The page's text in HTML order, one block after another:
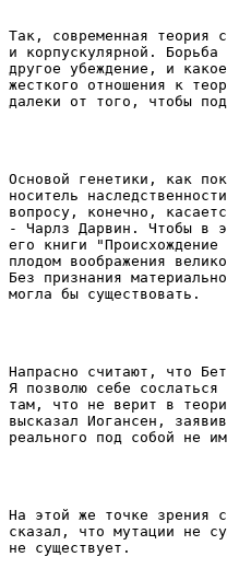
Так, современная теория
и корпускулярной.
другое убеждение, и
жесткого отношения к
Основой генетики, как
носитель
вопросу, конечно,
- Чарлз Дарвин. Чтобы в
его книги
плодом воображения
Без признания
могла бы существовать.
Напрасно считают, что
Я позволю себе
там, что не верит в
высказал Иогансен,
реального под собой не
На этой же точке зрения
сказал, что мутации не
не существует.